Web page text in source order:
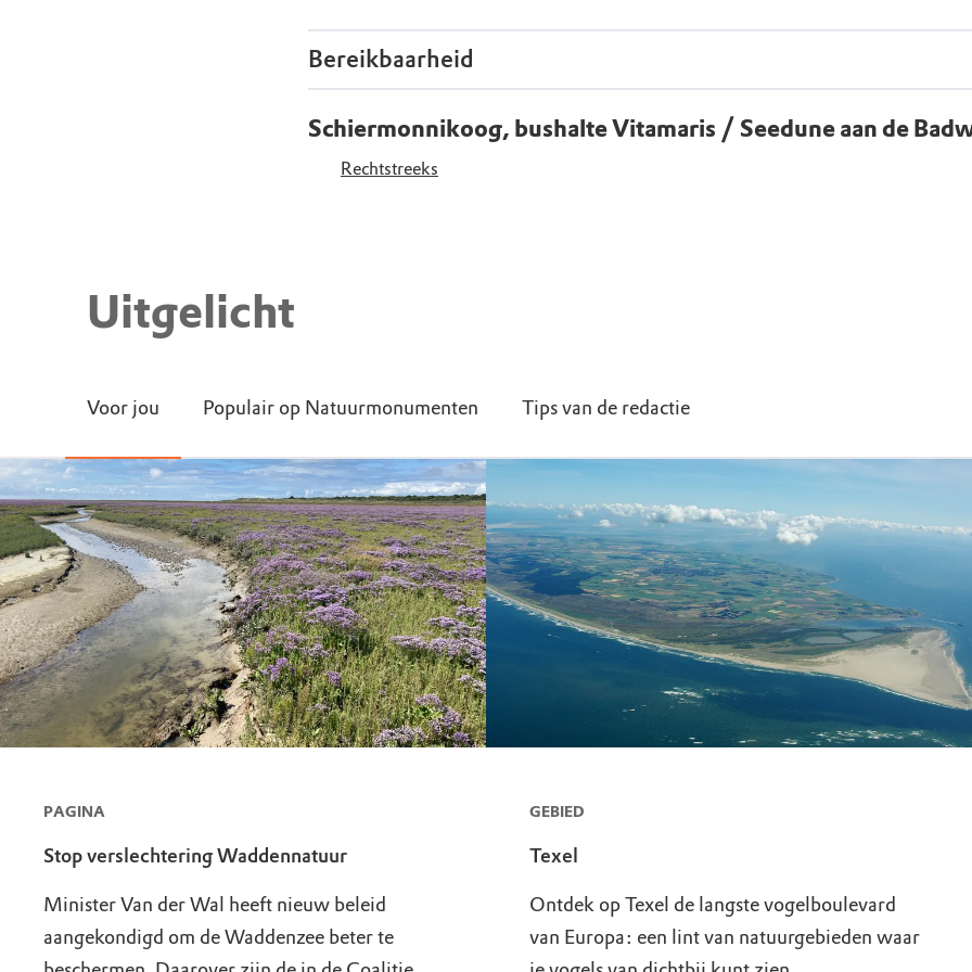
Bereikbaarheid
Schiermonnikoog, bushalte Vitamaris / Seedune aan de
Rechtstreeks
Uitgelicht
Voor jou Populair op Natuurmonumenten Tips van de redactie
PAGINA
Stop verslechtering Waddennatuur
Minister Van der Wal heeft nieuw beleid
aangekondigd om de Waddenzee beter te
GEBIED
Texel
Ontdek op Texel de langste vogelboulevard
van Europa: een lint van natuurgebieden waar